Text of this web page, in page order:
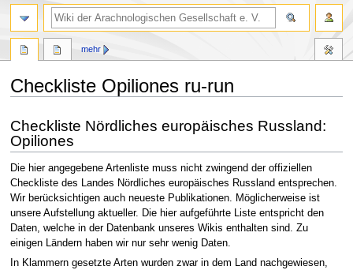
Checkliste Opiliones ru-run
Navigation
springen
Suche
springen
Checkliste Nördliches europäisches Russland:
Opiliones
Die hier angegebene Artenliste muss nicht zwingend der offiziellen
Checkliste des Landes Nördliches europäisches Russland entsprechen.
Wir berücksichtigen auch neueste Publikationen. Möglicherweise ist
unsere Aufstellung aktueller. Die hier aufgeführte Liste entspricht den
Daten, welche in der Datenbank unseres Wikis enthalten sind. Zu
einigen Ländern haben wir nur sehr wenig Daten.
In Klammern gesetzte Arten wurden zwar in dem Land nachgewiesen,
mehr